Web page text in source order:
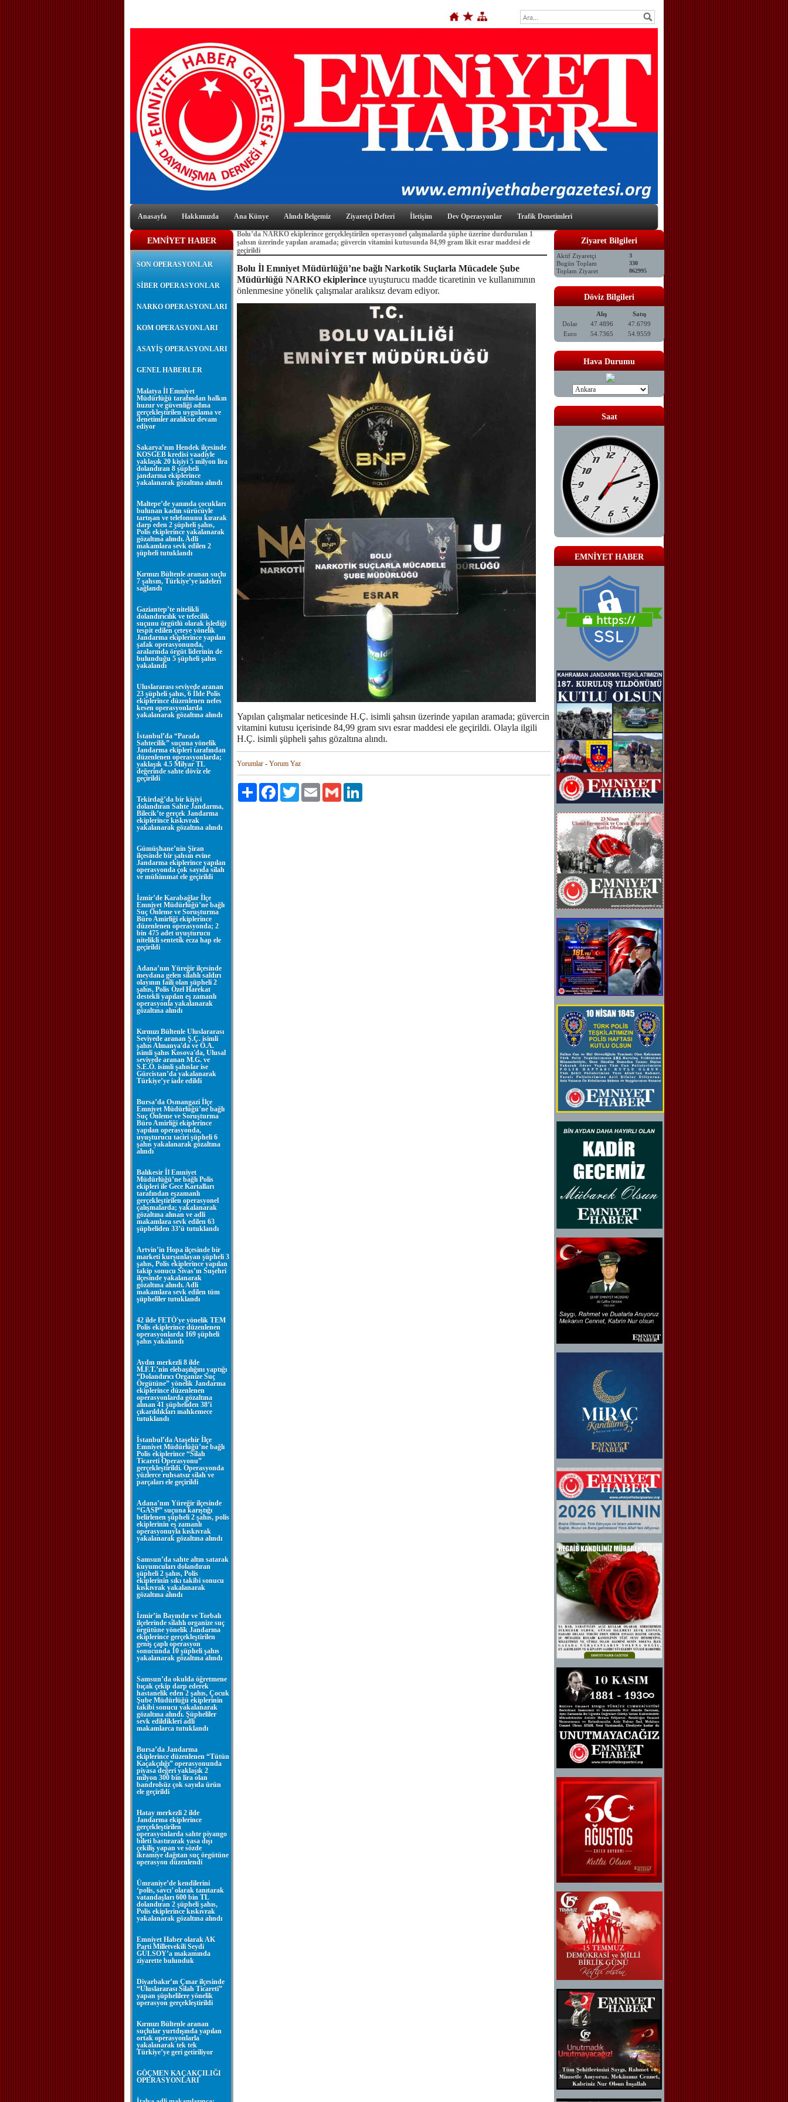
Anasayfa Hakkımızda Ana Künye Alındı Belgemiz Ziyaretçi Defteri İletişim Dev Operasyonlar Trafik Denetimleri
EMNİYET HABER
SON OPERASYONLAR
SİBER OPERASYONLAR
NARKO OPERASYONLARI
KOM OPERASYONLARI
ASAYİŞ OPERASYONLARI
GENEL HABERLER
Malatya İl Emniyet
Müdürlüğü tarafından halkın
huzur ve güvenliği adına
gerçekleştirilen uygulama ve
denetimler aralıksız devam
ediyor
Sakarya’nın Hendek ilçesinde
KOSGEB kredisi vaadiyle
yaklaşık 20 kişiyi 5 milyon lira
dolandıran 8 şüpheli
jandarma ekiplerince
yakalanarak gözaltına alındı
Maltepe’de yanında çocukları
bulunan kadın sürücüyle
tartışan ve telefonunu kırarak
darp eden 2 şüpheli şahıs,
Polis ekiplerince yakalanarak
gözaltına alındı. Adli
makamlara sevk edilen 2
şüpheli tutuklandı
Kırmızı Bültenle aranan suçlu
7 şahsın, Türkiye’ye iadeleri
sağlandı
Gaziantep’te nitelikli
dolandırıcılık ve tefecilik
suçunu örgütlü olarak işlediği
tespit edilen çeteye yönelik
Jandarma ekiplerince yapılan
şafak operasyonunda,
aralarında örgüt liderinin de
bulunduğu 5 şüpheli şahıs
yakalandı
Uluslararası seviyede aranan
23 şüpheli şahıs, 6 İlde Polis
ekiplerince düzenlenen nefes
kesen operasyonlarda
yakalanarak gözaltına alındı
İstanbul’da “Parada
Sahtecilik” suçuna yönelik
Jandarma ekipleri tarafından
düzenlenen operasyonlarda;
yaklaşık 4.5 Milyar TL
değerinde sahte döviz ele
geçirildi
Tekirdağ’da bir kişiyi
dolandıran Sahte Jandarma,
Bilecik’te gerçek Jandarma
ekiplerince kıskıvrak
yakalanarak gözaltına alındı
Gümüşhane’nin Şiran
ilçesinde bir şahsın evine
Jandarma ekiplerince yapılan
operasyonda çok sayıda silah
ve mühimmat ele geçirildi
İzmir’de Karabağlar İlçe
Emniyet Müdürlüğü’ne bağlı
Suç Önleme ve Soruşturma
Büro Amirliği ekiplerince
düzenlenen operasyonda; 2
bin 475 adet uyuşturucu
nitelikli sentetik ecza hap ele
geçirildi
Adana’nın Yüreğir ilçesinde
meydana gelen silahlı saldırı
olayının faili olan şüpheli 2
şahıs, Polis Özel Harekat
destekli yapılan eş zamanlı
operasyonla yakalanarak
gözaltına alındı
Kırmızı Bültenle Uluslararası
Seviyede aranan Ş.Ç. isimli
şahıs Almanya'da ve Ö.A.
isimli şahıs Kosova'da, Ulusal
seviyede aranan M.G. ve
S.E.Ö. isimli şahıslar ise
Gürcistan’da yakalanarak
Türkiye’ye iade edildi
Bursa’da Osmangazi İlçe
Emniyet Müdürlüğü’ne bağlı
Suç Önleme ve Soruşturma
Büro Amirliği ekiplerince
yapılan operasyonda,
uyuşturucu taciri şüpheli 6
şahıs yakalanarak gözaltına
alındı
Balıkesir İl Emniyet
Müdürlüğü’ne bağlı Polis
ekipleri ile Gece Kartalları
tarafından eşzamanlı
gerçekleştirilen operasyonel
çalışmalarda; yakalanarak
gözaltına alınan ve adli
makamlara sevk edilen 63
şüpheliden 33’ü tutuklandı
Artvin’in Hopa ilçesinde bir
marketi kurşunlayan şüpheli 3
şahıs, Polis ekiplerince yapılan
takip sonucu Sivas’ın Suşehri
ilçesinde yakalanarak
gözaltına alındı. Adli
makamlara sevk edilen tüm
şüpheliler tutuklandı
42 ilde FETÖ'ye yönelik TEM
Polis ekiplerince düzenlenen
operasyonlarda 169 şüpheli
şahıs yakalandı
Aydın merkezli 8 ilde
M.F.T.’nin elebaşılığını yaptığı
“Dolandırıcı Organize Suç
Örgütüne” yönelik Jandarma
ekiplerince düzenlenen
operasyonlarda gözaltına
alınan 41 şüpheliden 38’i
çıkarıldıkları mahkemece
tutuklandı
İstanbul’da Ataşehir İlçe
Emniyet Müdürlüğü’ne bağlı
Polis ekiplerince “Silah
Ticareti Operasyonu”
gerçekleştirildi. Operasyonda
yüzlerce ruhsatsız silah ve
parçaları ele geçirildi
Adana’nın Yüreğir ilçesinde
“GASP” suçuna karıştığı
belirlenen şüpheli 2 şahıs, polis
ekiplerinin eş zamanlı
operasyonuyla kıskıvrak
yakalanarak gözaltına alındı
Samsun’da sahte altın satarak
kuyumcuları dolandıran
şüpheli 2 şahıs, Polis
ekiplerinin sıkı takibi sonucu
kıskıvrak yakalanarak
gözaltına alındı
İzmir’in Bayındır ve Torbalı
ilçelerinde silahlı organize suç
örgütüne yönelik Jandarma
ekiplerince gerçekleştirilen
geniş çaplı operasyon
sonucunda 10 şüpheli şahıs
yakalanarak gözaltına alındı
Samsun’da okulda öğretmene
bıçak çekip darp ederek
hastanelik eden 2 şahıs, Çocuk
Şube Müdürlüğü ekiplerinin
takibi sonucu yakalanarak
gözaltına alındı. Şüpheliler
sevk edildikleri adli
makamlarca tutuklandı
Bursa’da Jandarma
ekiplerince düzenlenen “Tütün
Kaçakçılığı” operasyonunda
piyasa değeri yaklaşık 2
milyon 300 bin lira olan
bandrolsüz çok sayıda ürün
ele geçirildi
Hatay merkezli 2 ilde
Jandarma ekiplerince
gerçekleştirilen
operasyonlarda sahte piyango
bileti bastırarak yasa dışı
çekiliş yapan ve sözde
ikramiye dağıtan suç örgütüne
operasyon düzenlendi
Ümraniye’de kendilerini
‘polis, savcı’ olarak tanıtarak
vatandaşları 600 bin TL
dolandıran 2 şüpheli şahıs,
Polis ekiplerince kıskıvrak
yakalanarak gözaltına alındı
Emniyet Haber olarak AK
Parti Milletvekili Seydi
GÜLSOY’a makamında
ziyarette bulunduk
Diyarbakır’ın Çınar ilçesinde
“Uluslararası Silah Ticareti”
yapan şüphelilere yönelik
operasyon gerçekleştirildi
Kırmızı Bültenle aranan
suçlular yurtdışında yapılan
ortak operasyonlarla
yakalanarak tek tek
Türkiye’ye geri getiriliyor
GÖÇMEN KAÇAKÇILIĞI
OPERASYONLARI
Bolu’da NARKO ekiplerince gerçekleştirilen operasyonel çalışmalarda şüphe üzerine durdurulan 1
şahsın üzerinde yapılan aramada; güvercin vitamini kutusunda 84,99 gram likit esrar maddesi ele
geçirildi
Bolu İl Emniyet Müdürlüğü’ne bağlı Narkotik Suçlarla Mücadele Şube
Müdürlüğü NARKO ekiplerince uyuşturucu madde ticaretinin ve kullanımının
önlenmesine yönelik çalışmalar aralıksız devam ediyor.
Yapılan çalışmalar neticesinde H.Ç. isimli şahsın üzerinde yapılan aramada; güvercin
vitamini kutusu içerisinde 84,99 gram sıvı esrar maddesi ele geçirildi. Olayla ilgili
H.Ç. isimli şüpheli şahıs gözaltına alındı.
Yorumlar - Yorum Yaz
Paylaş FacebookTwitter Email Gmail
Ziyaret Bilgileri
Aktif Ziyaretçi 3
Bugün Toplam 330
Toplam Ziyaret 862995
Döviz Bilgileri
Alış
Satış
Dolar
47.4896
47.6799
Euro
54.7365 54.9559
Hava Durumu
Saat
EMNİYET HABER